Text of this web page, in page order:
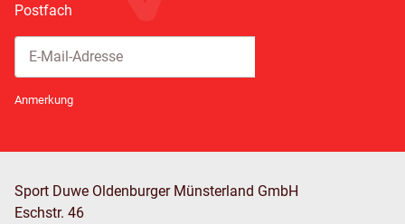
Postfach
Anmerkung
Sport Duwe Oldenburger Münsterland GmbH
Eschstr. 46